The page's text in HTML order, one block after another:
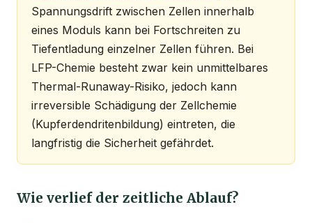
Spannungsdrift zwischen Zellen innerhalb
eines Moduls kann bei Fortschreiten zu
Tiefentladung einzelner Zellen führen. Bei
LFP-Chemie besteht zwar kein unmittelbares
Thermal-Runaway-Risiko, jedoch kann
irreversible Schädigung der Zellchemie
(Kupferdendritenbildung) eintreten, die
langfristig die Sicherheit gefährdet.
Wie verlief der zeitliche Ablauf?